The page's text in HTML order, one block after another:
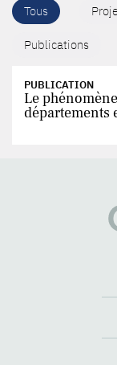
Tous
Publications
PUBLICATION
Le
départements